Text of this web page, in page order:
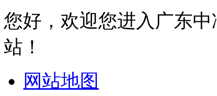
您好，欢迎您进入广东
站！
网站地图